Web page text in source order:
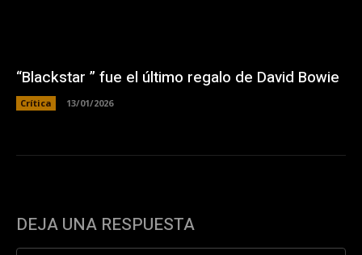
“Blackstar ” fue el último regalo de David Bowie
Crítica 13/01/2026
DEJA UNA RESPUESTA